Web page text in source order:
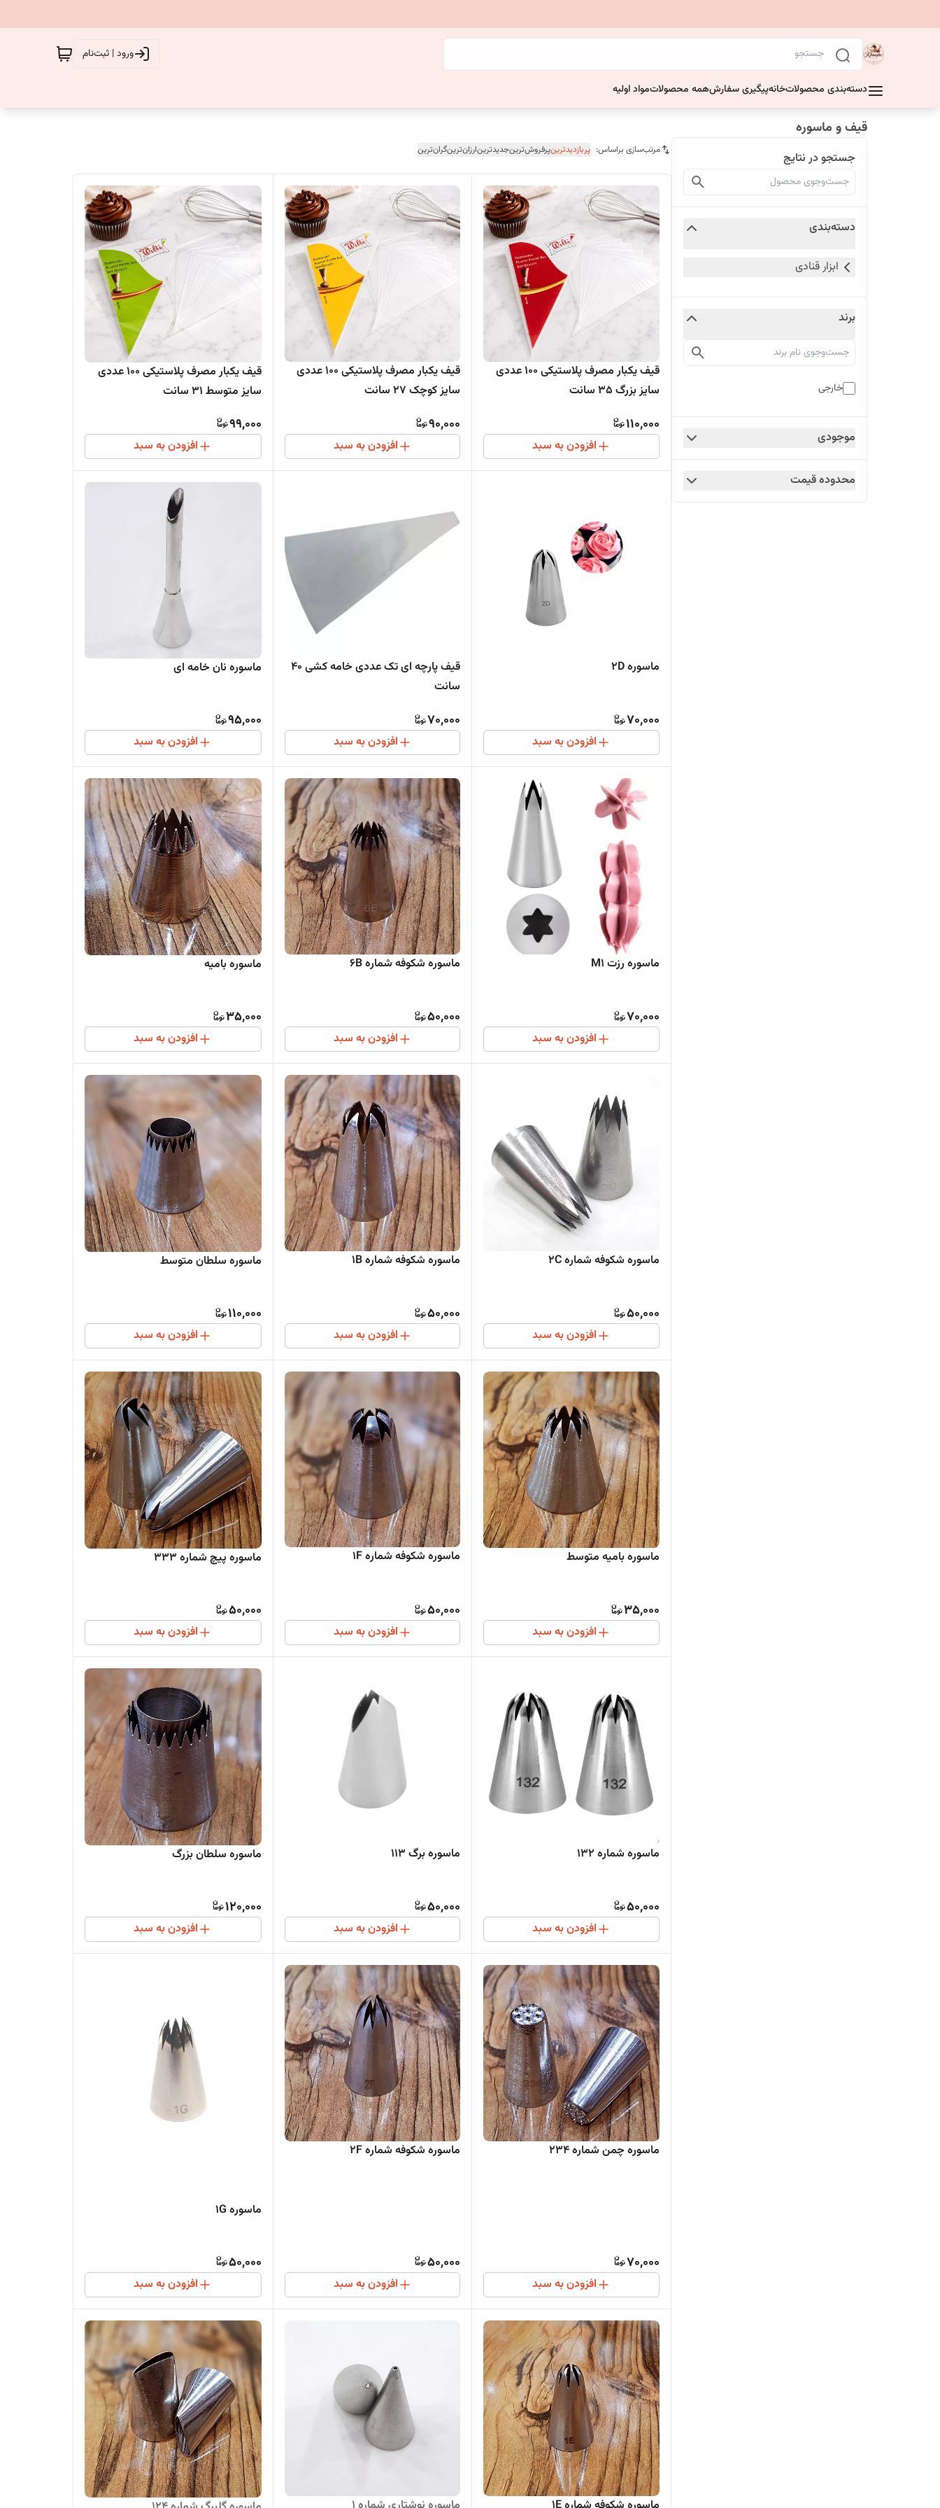
ورود | ثبت‌نام
دسته‌بندی محصولاتخانهپیگیری سفارشهمه محصولاتمواد اولیه
قیف و ماسوره
جستجو در نتایج
دسته‌بندی
ابزار قنادی
برند
خارجی
موجودی
محدوده قیمت
مرتب‌سازی براساس: پربازدیدترینپرفروش‌ترینجدیدترینارزان‌ترینگران‌ترین
قیف یکبار مصرف پلاستیکی 100 عددی
سایز بزرگ 35 سانت
110,000
افزودن به سبد
قیف یکبار مصرف پلاستیکی 100 عددی
سایز کوچک 27 سانت
90,000
افزودن به سبد
قیف یکبار مصرف پلاستیکی 100 عددی
سایز متوسط 31 سانت
99,000
افزودن به سبد
ماسوره 2D
70,000
افزودن به سبد
قیف پارچه ای تک عددی خامه کشی 40
سانت
70,000
افزودن به سبد
ماسوره نان خامه ای
95,000
افزودن به سبد
ماسوره رزت M1
70,000
افزودن به سبد
ماسوره شکوفه شماره 6B
50,000
افزودن به سبد
ماسوره بامیه
35,000
افزودن به سبد
ماسوره شکوفه شماره 2C
50,000
افزودن به سبد
ماسوره شکوفه شماره 1B
50,000
افزودن به سبد
ماسوره سلطان متوسط
110,000
افزودن به سبد
ماسوره بامیه متوسط
35,000
افزودن به سبد
ماسوره شکوفه شماره 1F
50,000
افزودن به سبد
ماسوره پیچ شماره 333
50,000
افزودن به سبد
ماسوره شماره 132
50,000
افزودن به سبد
ماسوره برگ 113
50,000
افزودن به سبد
ماسوره سلطان بزرگ
120,000
افزودن به سبد
ماسوره چمن شماره 234
70,000
افزودن به سبد
ماسوره شکوفه شماره 2F
50,000
افزودن به سبد
ماسوره 1G
50,000
افزودن به سبد